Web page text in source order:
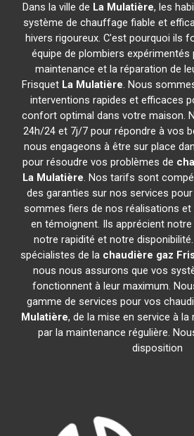
Dans la ville de La Mulatière, les
système de chauffage fiable et
hivers rigoureux. C'est pourquoi ils
équipe de plombiers expérimentés
maintenance et la réparation de
Frisquet La Mulatière. Nous
interventions rapides et efficaces
confort optimal dans votre maison.
24h/24 et 7j/7 pour répondre à vos
nous engageons à être sur place
pour résoudre vos problèmes de
La Mulatière. Nos tarifs sont
des garanties sur nos services
sommes fiers de nos réalisations
en témoignent. Ils apprécient
notre rapidité et notre
spécialistes de la chaudière gaz
nous nous assurons que vos
fonctionnent à leur maximum.
gamme de services pour vos
Mulatière, de la mise en service à
par la maintenance régulière.
disposition